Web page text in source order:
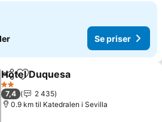
Se priser
Del Legg til i favoritter
Hotel Duquesa
2 Stjerner
7,4
2 435
0.9 km til Katedralen i Sevilla